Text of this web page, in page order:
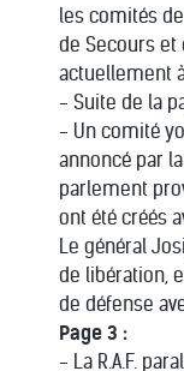
les comités
de Secours et
actuellement
- Suite de la
- Un comité
annoncé par
parlement
ont été créés
Le général
de libération,
de défense
Page 3 :
- La R.A.F.